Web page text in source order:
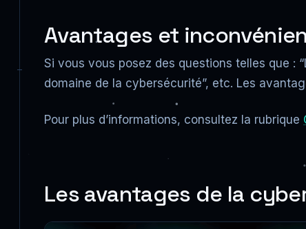
Avantages et
Si vous vous posez des questions telles que :
domaine de la cybersécurité”, etc. Les
Pour plus d’informations, consultez la rubrique
Les avantages de la